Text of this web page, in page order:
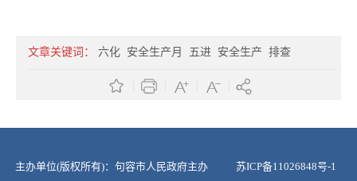
文章关键词： 六化 安全生产月 五进 安全生产 排查
主办单位(版权所有)：句容市人民政府主办 苏ICP备11026848号-1